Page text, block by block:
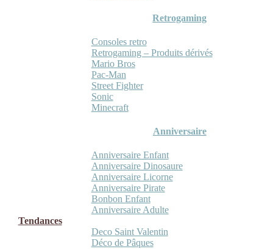
Retrogaming
Consoles retro
Retrogaming – Produits dérivés
Mario Bros
Pac-Man
Street Fighter
Sonic
Minecraft
Anniversaire
Anniversaire Enfant
Anniversaire Dinosaure
Anniversaire Licorne
Anniversaire Pirate
Bonbon Enfant
Anniversaire Adulte
Tendances
Deco Saint Valentin
Déco de Pâques